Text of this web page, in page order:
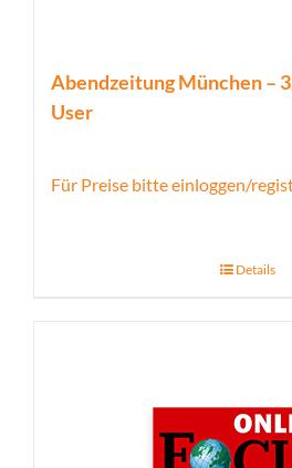
Abendzeitung München –
User
Für Preise bitte einloggen/
Details